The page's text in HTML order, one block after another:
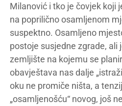
Milanović i tko je čovjek koji
na poprilično osamljenom
suspektno. Osamljeno
postoje susjedne zgrade, ali
zemljište na kojemu se
obavještava nas dalje
oku ne promiče ništa, a
„osamljenošću“ novog, još